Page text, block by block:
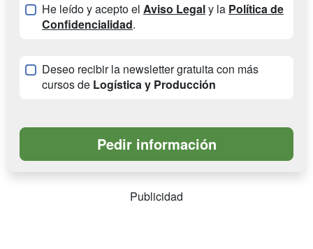
He leído y acepto el Aviso Legaly la Política de
Confidencialidad.
Deseo recibir la newsletter gratuita con más
cursos de Logística y Producción
Publicidad